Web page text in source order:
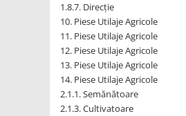
1.5.10. Distributie si accesorii
1.6. Electrice
1.6.1. Acumulatori
1.6.2. Alternatoare
1.8.7. Direcție
10. Piese Utilaje Agricole
11. Piese Utilaje Agricole
12. Piese Utilaje Agricole
13. Piese Utilaje Agricole
14. Piese Utilaje Agricole
2.1.1. Semănătoare
2.1.3. Cultivatoare